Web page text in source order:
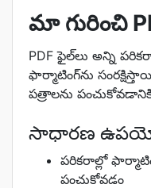
మా గురించి
PDF ఫైల్‌లు అన్ని
ఫార్మాటింగ్‌ను
పత్రాలను
సాధారణ
పరికరాల్లో
పంచుకోవడం